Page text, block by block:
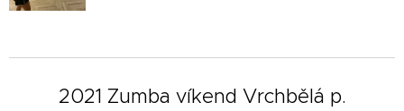
2021 Zumba víkend Vrchbělá p.